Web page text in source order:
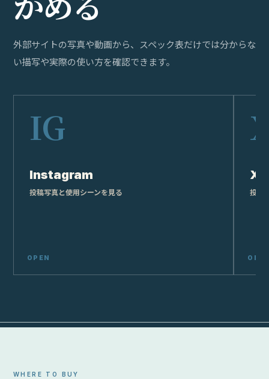
外部サイトの写真や動画から、スペック表だけでは分からな
い描写や実際の使い方を確認できます。
Instagram
投稿写真と使用シーンを見る
X
投稿
WHERE TO BUY